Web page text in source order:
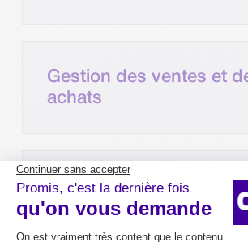
Gestion des ventes et
achats
Gestion des stocks